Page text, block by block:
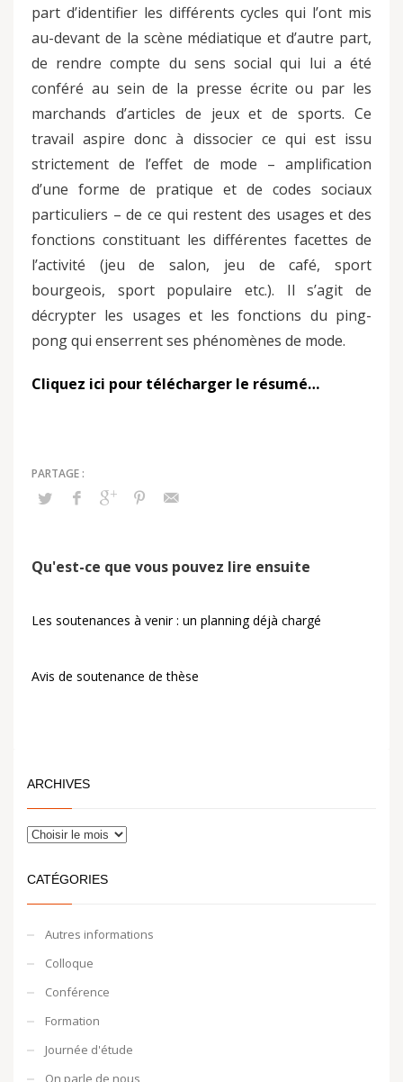
part d’identifier les différents cycles qui l’ont mis
au-devant de la scène médiatique et d’autre part,
de rendre compte du sens social qui lui a été
conféré au sein de la presse écrite ou par les
marchands d’articles de jeux et de sports. Ce
travail aspire donc à dissocier ce qui est issu
strictement de l’effet de mode – amplification
d’une forme de pratique et de codes sociaux
particuliers – de ce qui restent des usages et des
fonctions constituant les différentes facettes de
l’activité (jeu de salon, jeu de café, sport
bourgeois, sport populaire etc.). Il s’agit de
décrypter les usages et les fonctions du ping-
pong qui enserrent ses phénomènes de mode.
Cliquez ici pour télécharger le résumé…
Qu'est-ce que vous pouvez lire ensuite
Les soutenances à venir : un planning déjà chargé
Avis de soutenance de thèse
ARCHIVES
CATÉGORIES
Autres informations
Colloque
Conférence
Formation
Journée d'étude
On parle de nous